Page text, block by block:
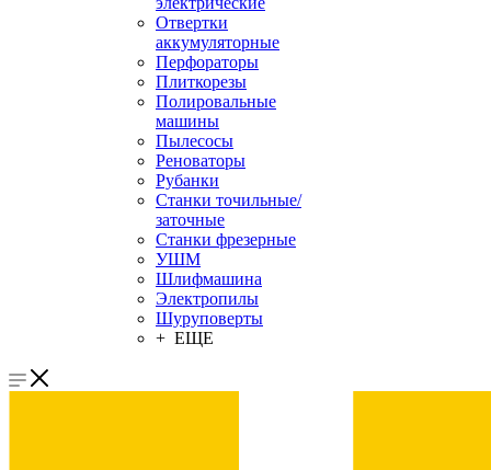
Отвертки
аккумуляторные
Перфораторы
Плиткорезы
Полировальные
машины
Пылесосы
Реноваторы
Рубанки
Станки точильные/
заточные
Станки фрезерные
УШМ
Шлифмашина
Электропилы
Шуруповерты
+ ЕЩЕ